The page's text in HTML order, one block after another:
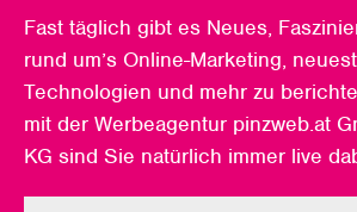
Fast täglich gibt es Neues,
rund um’s Online-Marketing,
Technologien und mehr zu
mit der Werbeagentur pinzweb.at
KG sind Sie natürlich immer live